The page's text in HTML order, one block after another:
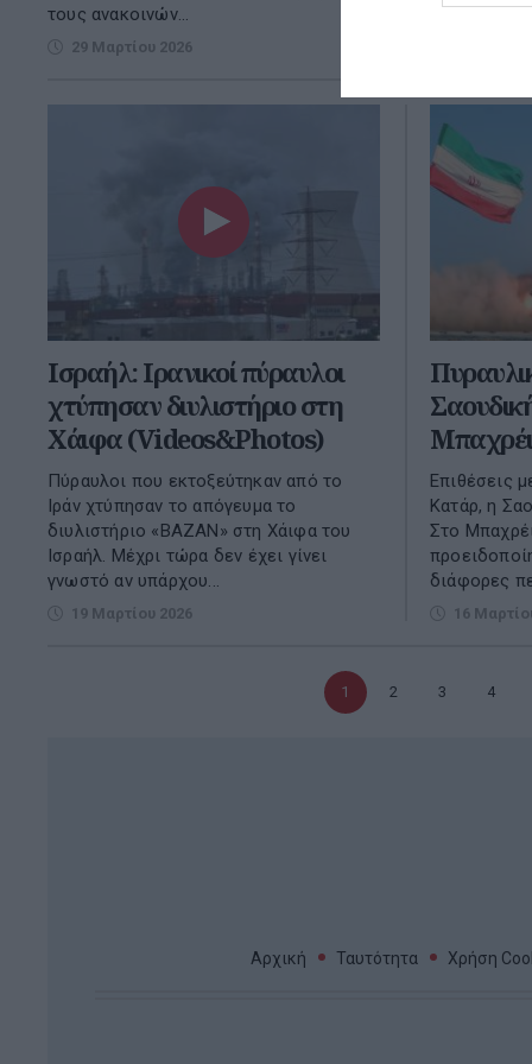
τους ανακοινών...
29 Μαρτίου 2026
Ηνωμένες
Ισραήλ: Ιρανικοί πύραυλοι
χτύπησαν διυλιστήριο στη
Χάιφα (Videos&Photos)
Πύραυλοι που εκτοξεύτηκαν από το
Ιράν χτύπησαν το απόγευμα το
διυλιστήριο «BAZAN» στη Χάιφα του
Ισραήλ. Μέχρι τώρα δεν έχει γίνει
γνωστό αν υπάρχου...
19 Μαρτίου 2026
Επιθέσεις
Κατάρ, η
Στο
διάφορες
16
Τρέχουσα
1 Σελίδα
2 Σελίδα
3 Σελίδα
4
Αρχική Ταυτότητα Χρήση